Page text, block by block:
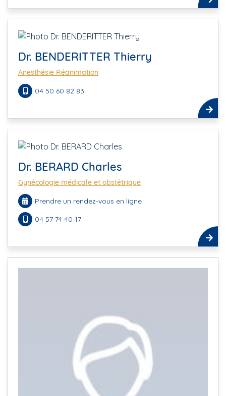
Dr. BENDERITTER Thierry
Anesthésie Réanimation
04 50 60 82 83
Dr. BERARD Charles
Gynécologie médicale et obstétrique
Prendre un rendez-vous en ligne
04 57 74 40 17